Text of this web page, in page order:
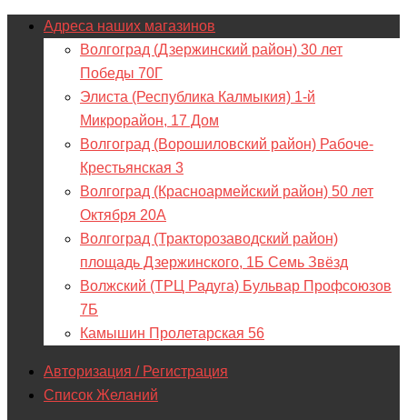
Адреса наших магазинов
Волгоград (Дзержинский район) 30 лет
Победы 70Г
Элиста (Республика Калмыкия) 1-й
Микрорайон, 17 Дом
Волгоград (Ворошиловский район) Рабоче-
Крестьянская 3
Волгоград (Красноармейский район) 50 лет
Октября 20А
Волгоград (Тракторозаводский район)
площадь Дзержинского, 1Б Семь Звёзд
Волжский (ТРЦ Радуга) Бульвар Профсоюзов
7Б
Камышин Пролетарская 56
Авторизация / Регистрация
Список Желаний